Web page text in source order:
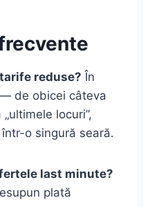
reduse? În
de obicei câteva
locuri”,
o singură seară.
last minute?
plată